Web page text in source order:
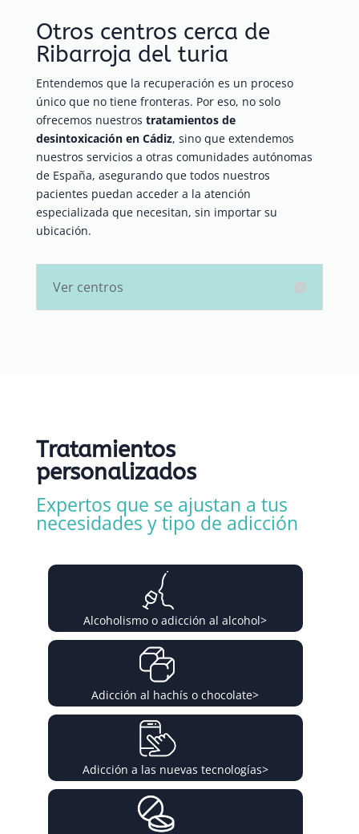
Otros centros cerca de
Ribarroja del turia
Entendemos que la recuperación es un proceso
único que no tiene fronteras. Por eso, no solo
ofrecemos nuestros tratamientos de
desintoxicación en Cádiz, sino que extendemos
nuestros servicios a otras comunidades autónomas
de España, asegurando que todos nuestros
pacientes puedan acceder a la atención
especializada que necesitan, sin importar su
ubicación.
Ver centros
Tratamientos
personalizados
Expertos que se ajustan a tus
necesidades y tipo de adicción
Alcoholismo o adicción al alcohol>
Adicción al hachís o chocolate>
Adicción a las nuevas tecnologías>